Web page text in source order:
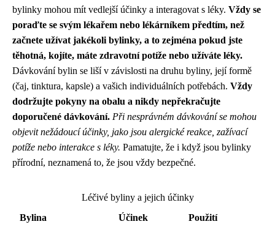
bylinky mohou mít vedlejší účinky a interagovat s léky. Vždy se
poraďte se svým lékařem nebo lékárníkem předtím, než
začnete užívat jakékoli bylinky, a to zejména pokud jste
těhotná, kojíte, máte zdravotní potíže nebo užíváte léky.
Dávkování bylin se liší v závislosti na druhu byliny, její formě
(čaj, tinktura, kapsle) a vašich individuálních potřebách. Vždy
dodržujte pokyny na obalu a nikdy nepřekračujte
doporučené dávkování. Při nesprávném dávkování se mohou
objevit nežádoucí účinky, jako jsou alergické reakce, zažívací
potíže nebo interakce s léky. Pamatujte, že i když jsou bylinky
přírodní, neznamená to, že jsou vždy bezpečné.
Léčivé byliny a jejich účinky
Bylina
Účinek Použití